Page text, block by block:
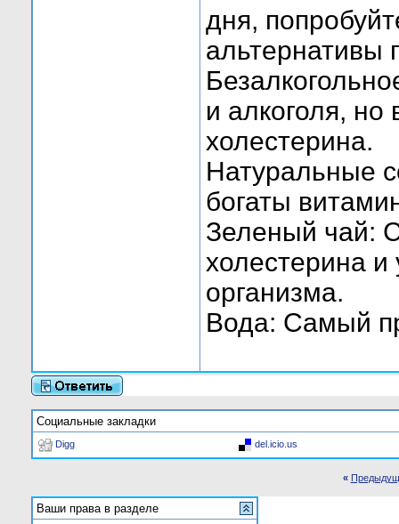
дня,
альтернативы
и алкоголя,
холестерина.
Натуральные
богаты
Зеленый чай:
холестерина
организма.
Вода: Самый
Социальные закладки
Digg del.icio.us
«
Ваши права в разделе